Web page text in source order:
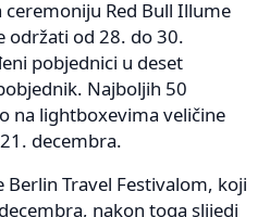
Red Bull Illume
održati od 28. do 30.
pobjednici u deset
Najboljih 50
na lightboxevima veličine
decembra.
Travel Festivalom, koji
nakon toga slijedi